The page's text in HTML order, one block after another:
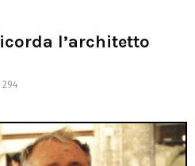
l’architetto
294